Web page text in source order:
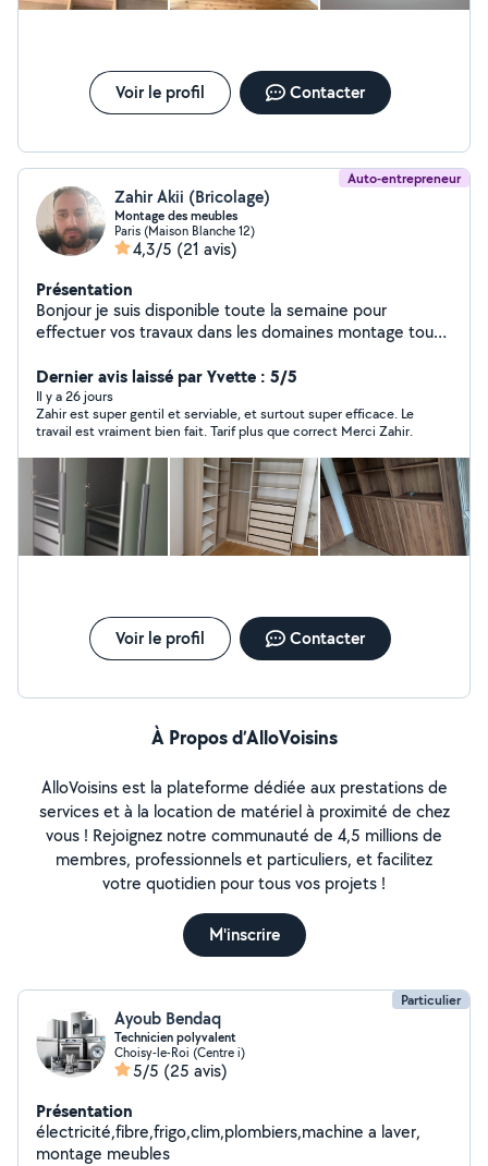
Voir le profil
Contacter
Auto-entrepreneur
Zahir Akii (Bricolage)
Montage des meubles
Paris (Maison Blanche 12)
4,3/5 (21 avis)
Présentation
Bonjour je suis disponible toute la semaine pour
effectuer vos travaux dans les domaines montage tout
peinture enduit avec des tarifs resonable Merci de me
contacter
Dernier avis laissé par Yvette : 5/5
Il y a 26 jours
Zahir est super gentil et serviable, et surtout super efficace. Le
travail est vraiment bien fait. Tarif plus que correct Merci Zahir.
Voir le profil Contacter
À Propos d’AlloVoisins
AlloVoisins est la plateforme dédiée aux prestations de
services et à la location de matériel à proximité de chez
vous ! Rejoignez notre communauté de 4,5 millions de
membres, professionnels et particuliers, et facilitez
votre quotidien pour tous vos projets !
M'inscrire
Particulier
Ayoub Bendaq
Technicien polyvalent
Choisy-le-Roi (Centre i)
5/5 (25 avis)
Présentation
électricité,fibre,frigo,clim,plombiers,machine a laver,
montage meubles